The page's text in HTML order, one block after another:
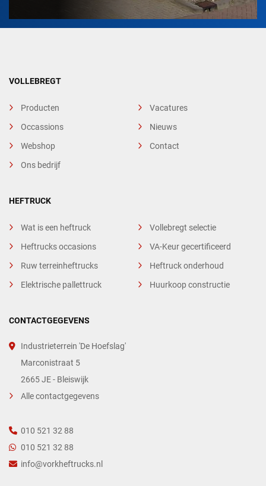
VOLLEBREGT
Producten
Occassions
Webshop
Ons bedrijf
Vacatures
Nieuws
Contact
HEFTRUCK
Wat is een heftruck
Heftrucks occasions
Ruw terreinheftrucks
Elektrische pallettruck
Vollebregt selectie
VA-Keur gecertificeerd
Heftruck onderhoud
Huurkoop constructie
CONTACTGEGEVENS
Industrieterrein 'De Hoefslag'
Marconistraat 5
2665 JE - Bleiswijk
Alle contactgegevens
010 521 32 88
010 521 32 88
info@vorkheftrucks.nl